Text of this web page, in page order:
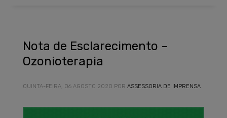
Nota de Esclarecimento –
Ozonioterapia
QUINTA-FEIRA, 06 AGOSTO 2020 POR ASSESSORIA DE IMPRENSA